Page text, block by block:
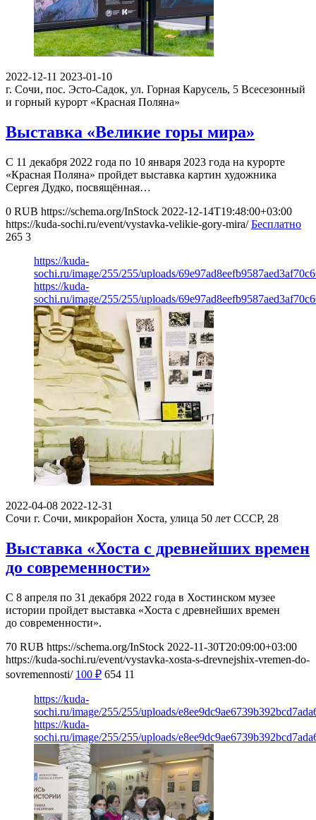
2022-12-11 2023-01-10
г. Сочи, пос. Эсто-Садок, ул. Горная Карусель, 5 Всесезонный
и горный курорт «Красная Поляна»
Выставка «Великие горы мира»
С 11 декабря 2022 года по 10 января 2023 года на курорте
«Красная Поляна» пройдет выставка картин художника
Сергея Дудко, посвящённая…
0 RUB https://schema.org/InStock 2022-12-14T19:48:00+03:00
https://kuda-sochi.ru/event/vystavka-velikie-gory-mira/ Бесплатно
265 3
https://kuda-
sochi.ru/image/255/255/uploads/
https://kuda-
sochi.ru/image/255/255/uploads/
2022-04-08 2022-12-31
Сочи г. Сочи, микрорайон Хоста, улица 50 лет СССР, 28
Выставка «Хоста с древнейших времен
до современности»
С 8 апреля по 31 декабря 2022 года в Хостинском музее
истории пройдет выставка «Хоста с древнейших времен
до современности».
70 RUB https://schema.org/InStock 2022-11-30T20:09:00+03:00
https://kuda-sochi.ru/event/vystavka-xosta-s-drevnejshix-vremen-do-
sovremennosti/ 100 ₽ 654 11
https://kuda-
sochi.ru/image/255/255/uploads/
https://kuda-
sochi.ru/image/255/255/uploads/